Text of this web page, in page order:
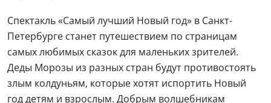
Спектакль «Самый лучший Новый год» в Санкт-
Петербурге станет путешествием по страницам
самых любимых сказок для маленьких зрителей.
Деды Морозы из разных стран будут противостоять
злым колдуньям, которые хотят испортить Новый
год детям и взрослым. Добрым волшебникам